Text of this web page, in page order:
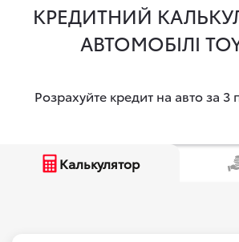
КРЕДИТНИЙ
АВТОМОБІЛІ
Розрахуйте кредит на авто за 3
Калькулятор